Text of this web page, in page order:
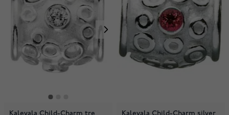
Kalevala Child-Charm tre Kalevala Child-Charm silver